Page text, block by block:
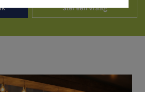
Stel een vraag